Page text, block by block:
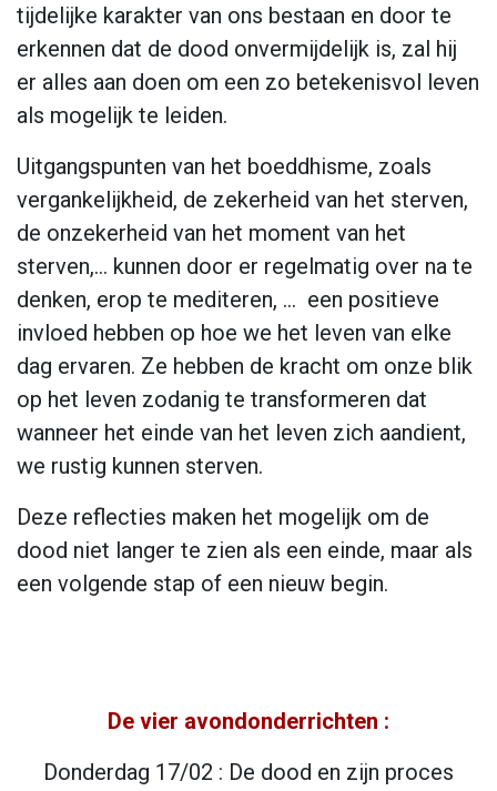
tijdelijke karakter van ons bestaan en door te
erkennen dat de dood onvermijdelijk is, zal hij
er alles aan doen om een zo betekenisvol leven
als mogelijk te leiden.
Uitgangspunten van het boeddhisme, zoals
vergankelijkheid, de zekerheid van het sterven,
de onzekerheid van het moment van het
sterven,… kunnen door er regelmatig over na te
denken, erop te mediteren, … een positieve
invloed hebben op hoe we het leven van elke
dag ervaren. Ze hebben de kracht om onze blik
op het leven zodanig te transformeren dat
wanneer het einde van het leven zich aandient,
we rustig kunnen sterven.
Deze reflecties maken het mogelijk om de
dood niet langer te zien als een einde, maar als
een volgende stap of een nieuw begin.
De vier avondonderrichten :
Donderdag 17/02 : De dood en zijn proces